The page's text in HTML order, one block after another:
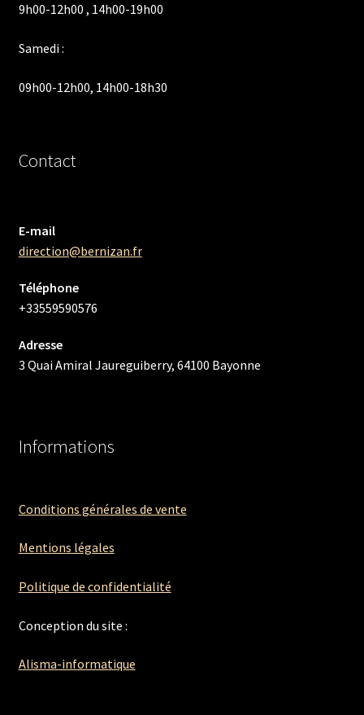
9h00-12h00 , 14h00-19h00
Samedi :
09h00-12h00, 14h00-18h30
Contact
E-mail
direction@bernizan.fr
Téléphone
+33559590576
Adresse
3 Quai Amiral Jaureguiberry, 64100 Bayonne
Informations
Conditions générales de vente
Mentions légales
Politique de confidentialité
Conception du site :
Alisma-informatique